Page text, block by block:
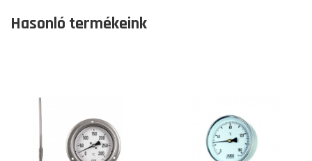
Hasonló termékeink